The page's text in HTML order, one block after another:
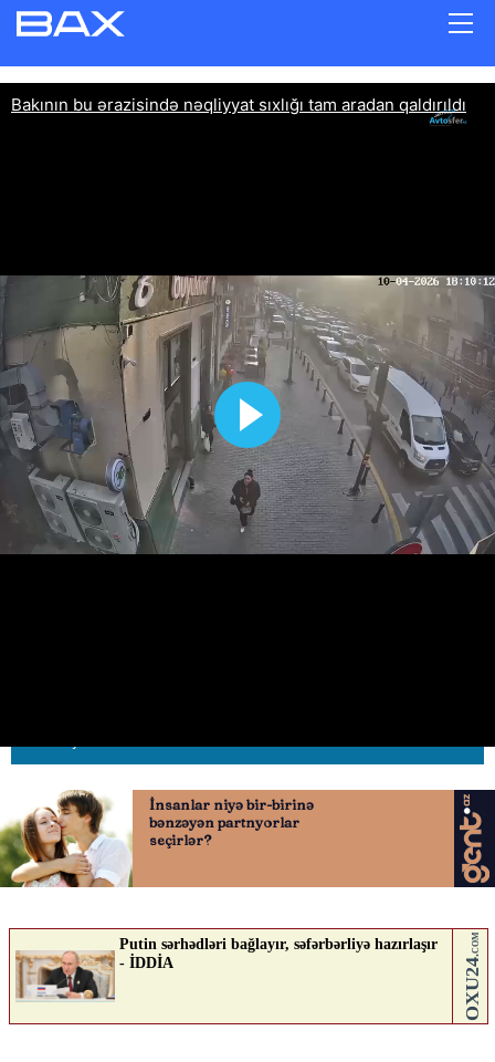
Bakının bu ərazisində nəqliyyat